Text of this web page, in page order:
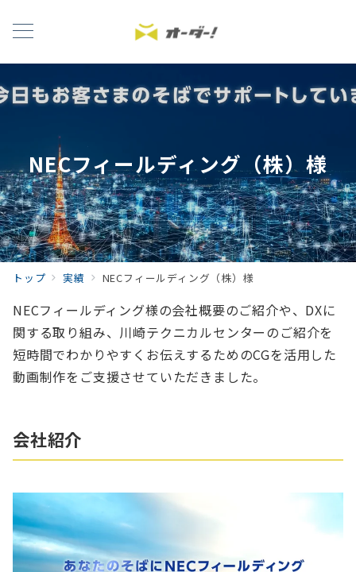
NECフィールディング（株）様
トップ 実績 NECフィールディング（株）様
NECフィールディング様の会社概要のご紹介や、DXに
関する取り組み、川崎テクニカルセンターのご紹介を
短時間でわかりやすくお伝えするためのCGを活用した
動画制作をご支援させていただきました。
会社紹介